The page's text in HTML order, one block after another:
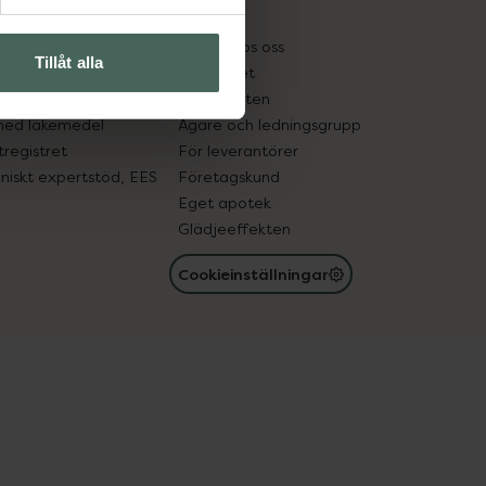
Tillåt alla
in gammal medicin
läkemedel
expertstöd, EES
Pressrum
Jobba hos oss
Hållbarhet
Samarbeten
Ägare och ledningsgrupp
För leverantörer
Företagskund
Eget apotek
Glädjeeffekten
Cookieinställningar